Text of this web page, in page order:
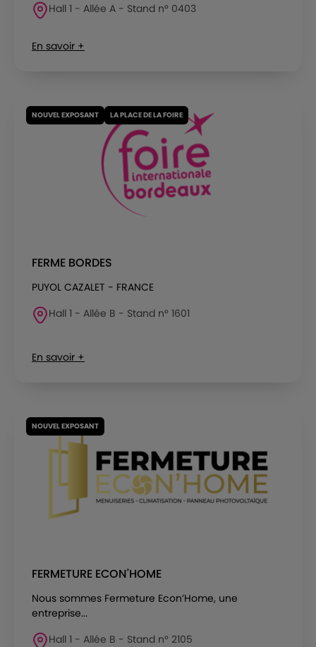
Hall 1 - Allée A - Stand n° 0403
En savoir +
NOUVEL EXPOSANT LA PLACE DE LA FOIRE
FERME BORDES
PUYOL CAZALET - FRANCE
Hall 1 - Allée B - Stand n° 1601
En savoir +
NOUVEL EXPOSANT
FERMETURE ECON'HOME
Nous sommes Fermeture Econ’Home, une
entreprise...
Hall 1 - Allée B - Stand n° 2105